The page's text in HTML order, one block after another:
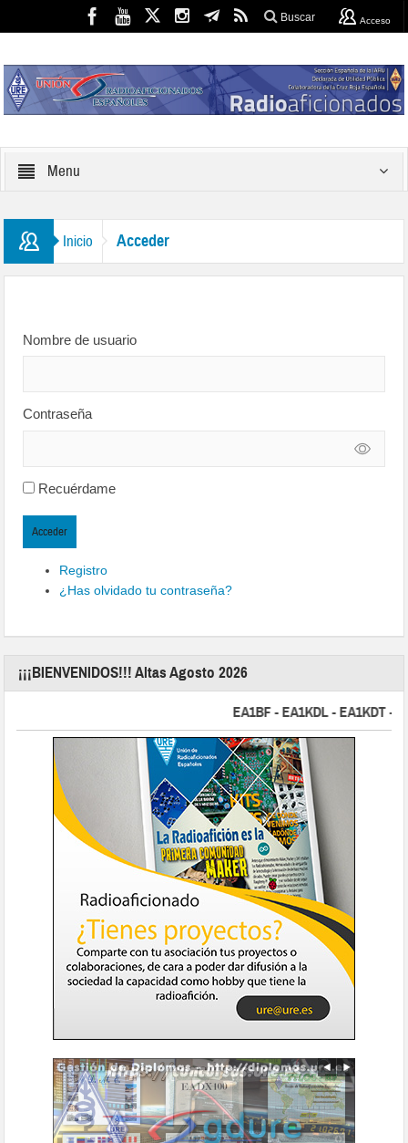
Buscar Acceso
Menu
Inicio Acceder
Nombre de usuario
Contraseña
Recuérdame
Acceder
Registro
¿Has olvidado tu contraseña?
¡¡¡BIENVENIDOS!!! Altas Agosto 2026
EA1BF - EA1KDL - EA1KDT -